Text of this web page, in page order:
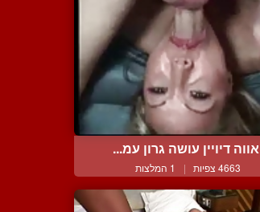
אווה דיויין עושה גרון עמ...
4663 צפיות | 1 המלצות